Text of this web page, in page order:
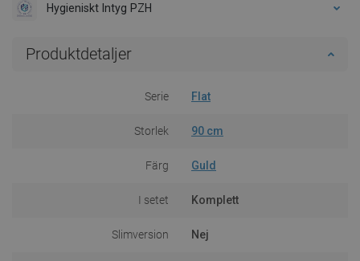
Hygieniskt Intyg PZH
Produktdetaljer
Serie Flat
Storlek 90 cm
Färg Guld
I setet Komplett
Slimversion Nej